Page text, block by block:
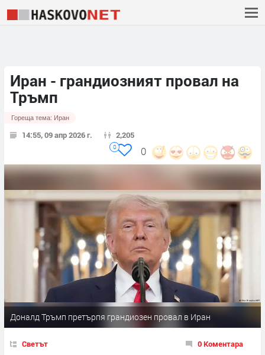
Иран - грандиозният провал на
Тръмп
Гореща тема: Иран
14:55, 09 апр 2026 г. 2,205
0
0
Доналд Тръмп претърпя грандиозен провал в Иран
Светът 0 Коментара